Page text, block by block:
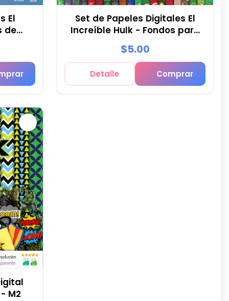
El
de
Set de Papeles Digitales El
Increíble Hulk - Fondos para
Fiestas y Scrapbooking
$5.00
Detalle Comprar
M2